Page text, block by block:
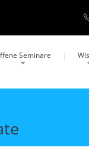
Seminare